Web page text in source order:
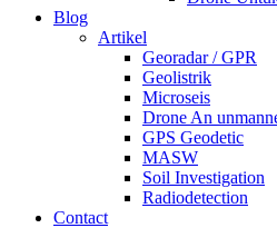
Blog
Artikel
Georadar / GPR
Geolistrik
Microseis
Drone An
GPS Geodetic
MASW
Soil Investigation
Radiodetection
Contact